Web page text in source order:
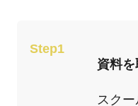
Step1
資料
スク